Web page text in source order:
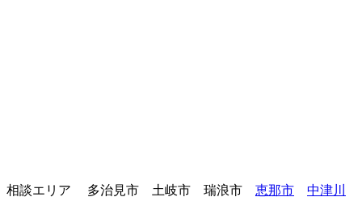
相談エリア 多治見市 土岐市 瑞浪市 恵那市
中津川